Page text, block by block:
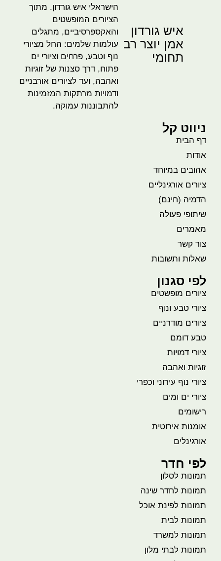
איש גורדון
אמן יוצר רב
תחומי
הישראלי איש גורדון. מתוך
הציורים המופשטים
והאקספרסיביים, מתגלים
עולמות שלמים: החל מציורי
נוף וטבע, פרחים וציורי ים
פתוח, דרך סצנות של זוגיות
ואהבה, ועד לציורים אורבניים
ודמויות מרתקות המזמינות
להתבוננות עמוקה.
ניווט קל
דף הבית
אודות
אהובים במיוחד
ציורים אורגינליים
הדמיה (חינם)
שיתופי פעולה
מאמרים
צור קשר
שאלות ותשובות
לפי סגנון
ציורים מופשטים
ציורי טבע ונוף
ציורים מודרניים
טבע דומם
ציורי דמויות
זוגיות ואהבה
ציורי נוף עירוני וכפרי
ציורי ים ומים
רישומים
אומנות אירוטית
אורגינלים
לפי חדר
תמונות לסלון
תמונות לחדר שינה
תמונות לפינת אוכל
תמונות לבית
תמונות למשרד
תמונות לבתי מלון